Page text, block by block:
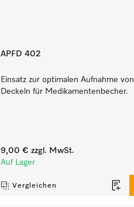
APFD 402
Einsatz zur optimalen Aufnahme von
Deckeln für Medikamentenbecher.
9,00 € zzgl. MwSt.
Auf Lager
Vergleichen